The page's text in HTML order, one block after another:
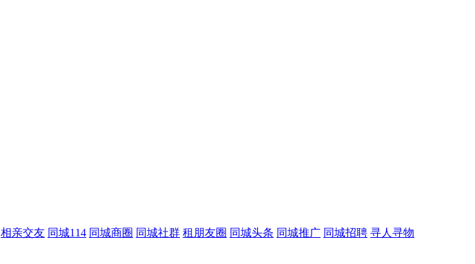
相亲交友 同城114 同城商圈 同城社群 租朋友圈 同城头条 同城推广 同城招聘 寻人寻物